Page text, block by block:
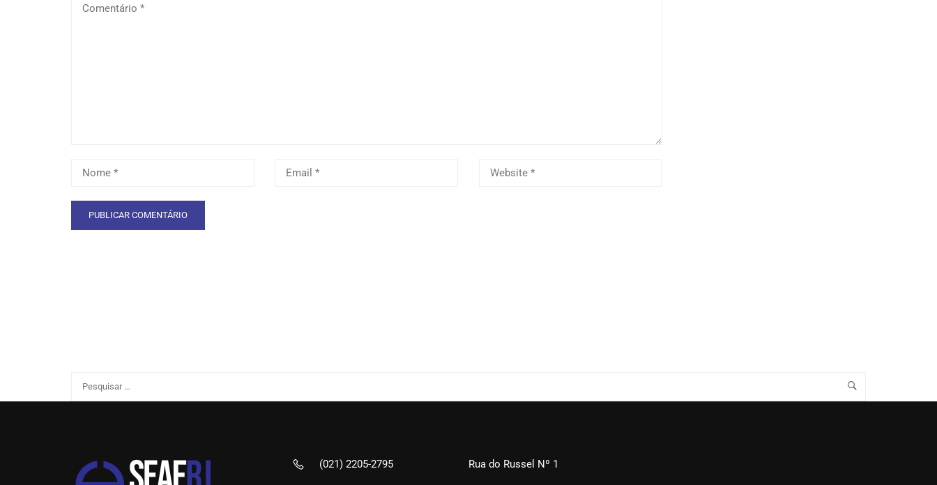
(021) 2205-2795 Rua do Russel Nº 1